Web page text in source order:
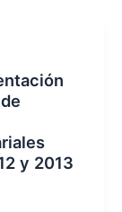
y 2013